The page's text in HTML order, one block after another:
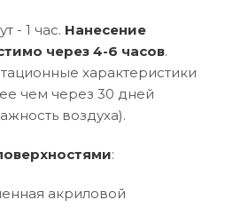
- 1 час. Нанесение
через 4-6 часов.
характеристики
чем через 30 дней
воздуха).
:
акриловой